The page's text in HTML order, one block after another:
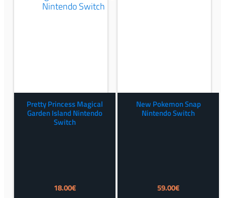
Pretty Princess Magical
Garden Island Nintendo
Switch
18.00€
New Pokemon Snap
Nintendo Switch
59.00€